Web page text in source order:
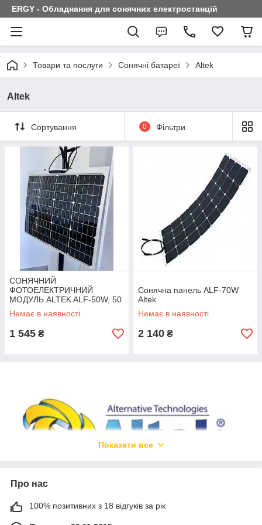
ERGY - Обладнання для сонячних електростанцій
Товари та послуги Сонячні батареї Altek
Altek
Сортування 0 Фільтри
СОНЯЧНИЙ
ФОТОЕЛЕКТРИЧНИЙ
МОДУЛЬ ALTEK ALF-50W, 50
ВТ
Немає в наявності
1 545 ₴
Сонячна панель ALF-70W
Altek
Немає в наявності
2 140 ₴
сонячних панелей на ринку відновлюваної енергії України.
Ця торгова марка стала синонімом надійності та
Показати все
Про нас
100% позитивних з 18 відгуків за рік